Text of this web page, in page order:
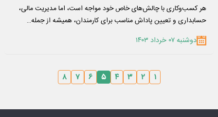
هر کسب‌وکاری با چالش‌های خاص خود مواجه است، اما مدیریت مالی،
حسابداری و تعیین پاداش مناسب برای کارمندان، همیشه از جمله…
دوشنبه ۰۷ خرداد ۱۴۰۳
۱ ۲ ۳ ۴ ۵ ۶ ۷ ۸